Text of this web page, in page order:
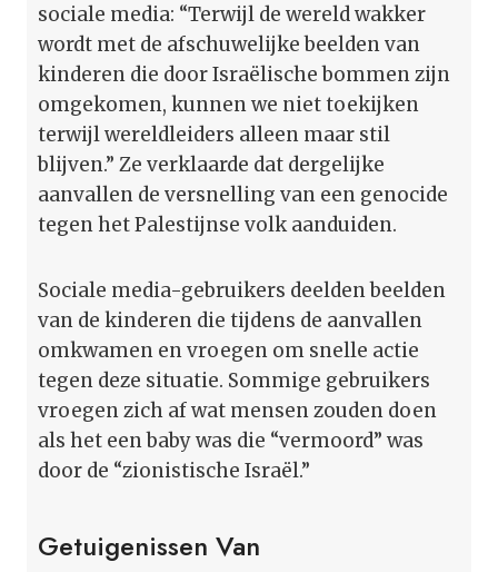
sociale media: “Terwijl de wereld wakker
wordt met de afschuwelijke beelden van
kinderen die door Israëlische bommen zijn
omgekomen, kunnen we niet toekijken
terwijl wereldleiders alleen maar stil
blijven.” Ze verklaarde dat dergelijke
aanvallen de versnelling van een genocide
tegen het Palestijnse volk aanduiden.
Sociale media-gebruikers deelden beelden
van de kinderen die tijdens de aanvallen
omkwamen en vroegen om snelle actie
tegen deze situatie. Sommige gebruikers
vroegen zich af wat mensen zouden doen
als het een baby was die “vermoord” was
door de “zionistische Israël.”
Getuigenissen Van